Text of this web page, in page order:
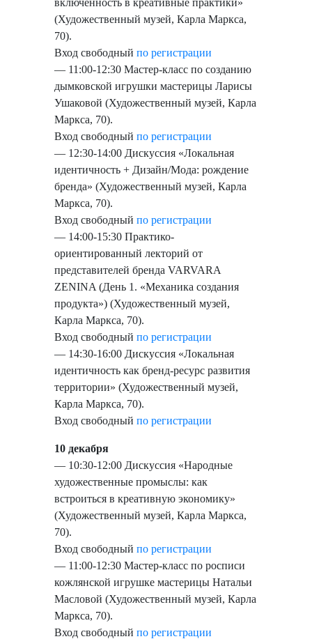
включенность в креативные практики»
(Художественный музей, Карла Маркса,
70).
Вход свободный по регистрации
— 11:00-12:30 Мастер-класс по созданию
дымковской игрушки мастерицы Ларисы
Ушаковой (Художественный музей, Карла
Маркса, 70).
Вход свободный по регистрации
— 12:30-14:00 Дискуссия «Локальная
идентичность + Дизайн/Мода: рождение
бренда» (Художественный музей, Карла
Маркса, 70).
Вход свободный по регистрации
— 14:00-15:30 Практико-
ориентированный лекторий от
представителей бренда VARVARA
ZENINA (День 1. «Механика создания
продукта») (Художественный музей,
Карла Маркса, 70).
Вход свободный по регистрации
— 14:30-16:00 Дискуссия «Локальная
идентичность как бренд-ресурс развития
территории» (Художественный музей,
Карла Маркса, 70).
Вход свободный по регистрации
10 декабря
— 10:30-12:00 Дискуссия «Народные
художественные промыслы: как
встроиться в креативную экономику»
(Художественный музей, Карла Маркса,
70).
Вход свободный по регистрации
— 11:00-12:30 Мастер-класс по росписи
кожлянской игрушке мастерицы Натальи
Масловой (Художественный музей, Карла
Маркса, 70).
Вход свободный по регистрации